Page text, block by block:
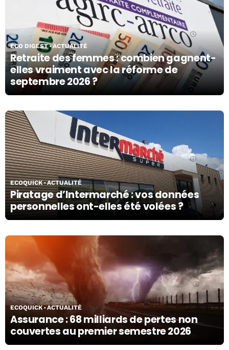
Retraite des femmes : combien gagnent-
elles vraiment avec la réforme de
septembre 2026 ?
ECO DIGEST ACTUALITÉ
06/08/26
Piratage d’Intermarché : vos données
personnelles ont-elles été volées ?
ECOQUICK ACTUALITÉ
04/08/26
Assurance : 68 milliards de pertes non
couvertes au premier semestre 2026
ECOQUICK ACTUALITÉ
31/07/26